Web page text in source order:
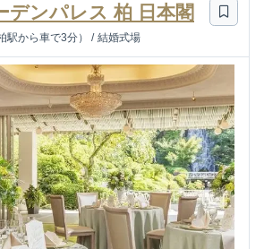
デンパレス 柏 日本閣
駅から車で3分） / 結婚式場